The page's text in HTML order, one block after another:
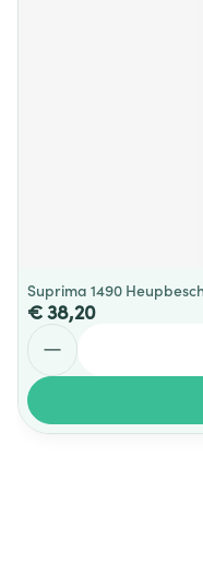
Suprima 1490
€ 38,20